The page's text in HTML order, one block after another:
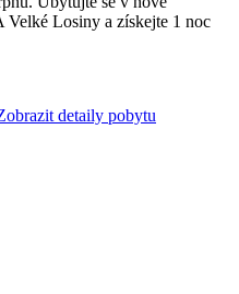
Losiny a získejte 1 noc
detaily pobytu